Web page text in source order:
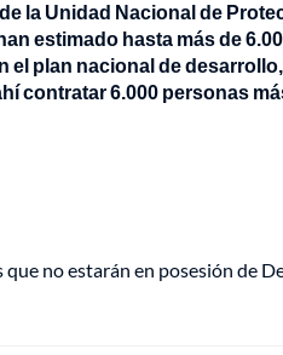
la Unidad Nacional de
estimado hasta más de
plan nacional de
contratar 6.000 personas
no estarán en posesión de